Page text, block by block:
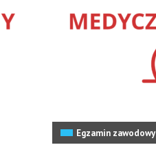
Egzamin zawodowy